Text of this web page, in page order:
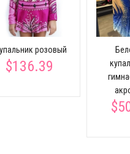
розовый
$136.39